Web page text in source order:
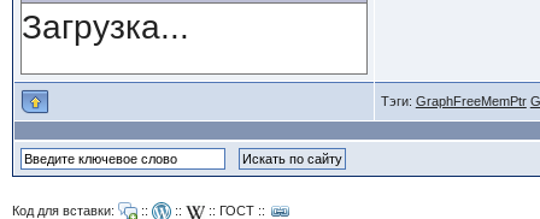
Загрузка...
Тэги: GraphFreeMemPtr
Код для вставки: :: :: :: ГОСТ::